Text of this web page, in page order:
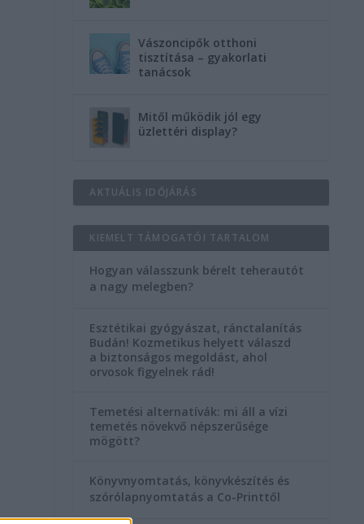
Vászoncipők otthoni
tisztítása – gyakorlati
tanácsok
Mitől működik jól egy
üzlettéri display?
AKTUÁLIS IDŐJÁRÁS
KIEMELT TÁMOGATÓI TARTALOM
Hogyan válasszunk bérelt teherautót
a nagy melegben?
Esztétikai gyógyászat, ránctalanítás
Budán! Kozmetikus helyett válaszd
a biztonságos megoldást, ahol
orvosok figyelnek rád!
Temetési alternatívák: mi áll a vízi
temetés növekvő népszerűsége
mögött?
Könyvnyomtatás, könyvkészítés és
szórólapnyomtatás a Co-Printtől